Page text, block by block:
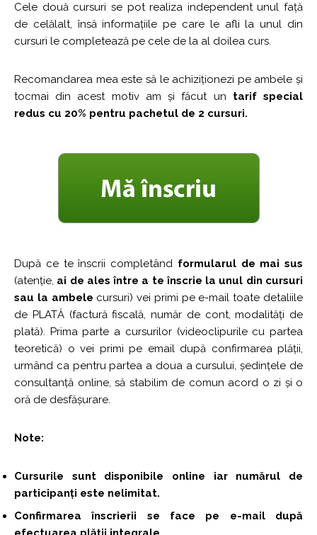
Cele două cursuri se pot realiza independent unul față
de celălalt, însă informațiile pe care le afli la unul din
cursuri le completează pe cele de la al doilea curs.
Recomandarea mea este să le achiziționezi pe ambele și
tocmai din acest motiv am și făcut un tarif special
redus cu 20% pentru pachetul de 2 cursuri.
După ce te înscrii completând formularul de mai sus
(atenție, ai de ales între a te înscrie la unul din cursuri
sau la ambele cursuri) vei primi pe e-mail toate detaliile
de PLATĂ (factură fiscală, număr de cont, modalități de
plată). Prima parte a cursurilor (videoclipurile cu partea
teoretică) o vei primi pe email după confirmarea plății,
urmând ca pentru partea a doua a cursului, ședințele de
consultanță online, să stabilim de comun acord o zi și o
oră de desfășurare.
Note:
Cursurile sunt disponibile online iar numărul de
participanți este nelimitat.
Confirmarea înscrierii se face pe e-mail după